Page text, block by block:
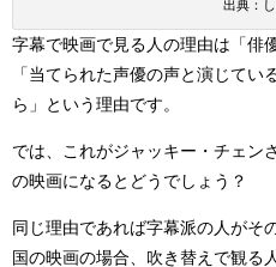
出典：
字幕で映画で見る人の理由は「俳
「当てられた声優の声と演じて
ら」という理由です。
では、これがジャッキー・チェン
の映画になるとどうでしょう？
同じ理由であれば字幕派の人がそ
国の映画の場合、吹き替えで観る